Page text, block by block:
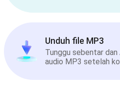
Unduh file MP3
Tunggu sebentar
audio MP3 setelah